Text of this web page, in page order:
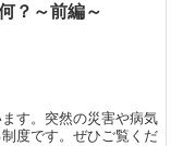
？～前編～
す。突然の災害や病気
度です。ぜひご覧くだ